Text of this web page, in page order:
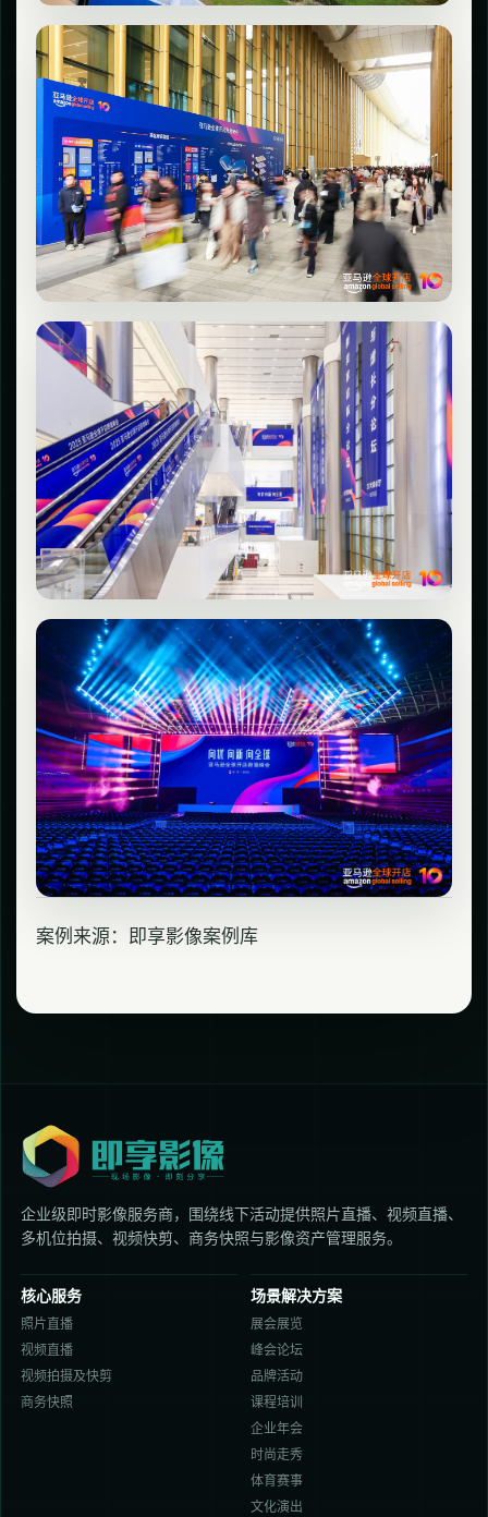
案例来源：即享影像案例库
企业级即时影像服务商，围绕线下活动提供照片直播、视频直播、
多机位拍摄、视频快剪、商务快照与影像资产管理服务。
核心服务
照片直播
视频直播
视频拍摄及快剪
商务快照
场景解决方案
展会展览
峰会论坛
品牌活动
课程培训
企业年会
时尚走秀
体育赛事
文化演出